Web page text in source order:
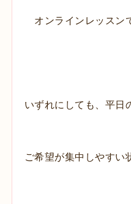
オンラインレッスン
いずれにしても、平日
ご希望が集中しやすい